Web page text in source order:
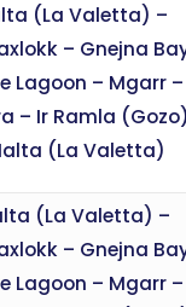
(La Valetta) –
– Gnejna
Lagoon – Mgarr –
– Ir Ramla
(La Valetta)
(La Valetta) –
– Gnejna
Lagoon – Mgarr –